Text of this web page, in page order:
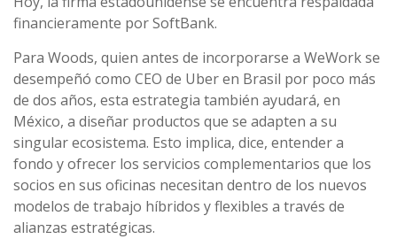
financieramente por SoftBank.
Para Woods, quien antes de incorporarse a WeWork se
desempeñó como CEO de Uber en Brasil por poco más
de dos años, esta estrategia también ayudará, en
México, a diseñar productos que se adapten a su
singular ecosistema. Esto implica, dice, entender a
fondo y ofrecer los servicios complementarios que los
socios en sus oficinas necesitan dentro de los nuevos
modelos de trabajo híbridos y flexibles a través de
alianzas estratégicas.